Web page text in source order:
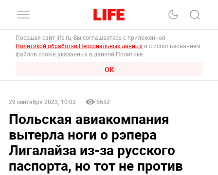
Посещая сайт life.ru, Вы соглашаетесь с приложенной
Политикой обработки Персональных данных и с использованием
файлов cookie, указанных в данной Политике.
ОК
29 сентября 2023, 10:02 5652
Польская авиакомпания
вытерла ноги о рэпера
Лигалайза из-за русского
паспорта, но тот не против